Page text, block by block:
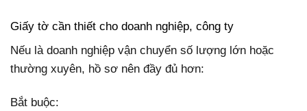
Giấy tờ cần thiết cho doanh nghiệp, công ty
Nếu là doanh nghiệp vận chuyển số lượng lớn hoặc
thường xuyên, hồ sơ nên đầy đủ hơn:
Bắt buộc: